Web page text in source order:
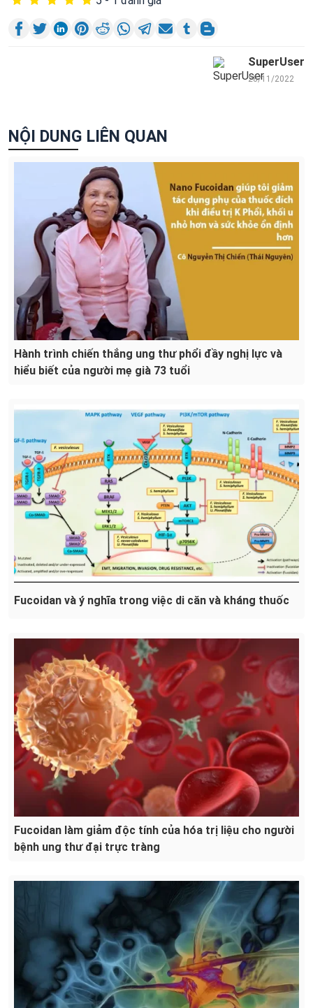
SuperUser
28/11/2022
NỘI DUNG LIÊN QUAN
Hành trình chiến thắng ung thư phổi đầy nghị lực và
hiểu biết của người mẹ già 73 tuổi
Fucoidan và ý nghĩa trong việc di căn và kháng thuốc
Fucoidan làm giảm độc tính của hóa trị liệu cho người
bệnh ung thư đại trực tràng